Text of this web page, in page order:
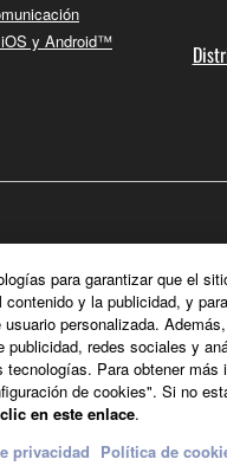
y Android™
para garantizar que el
contenido y la publicidad, y
personalizada.
publicidad, redes sociales y
Para obtener
de cookies". Si no
clic en este enlace.
privacidad Política de